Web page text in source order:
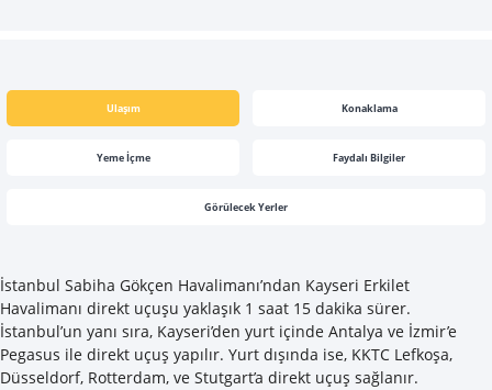
Ulaşım Konaklama
Yeme İçme Faydalı Bilgiler
Görülecek Yerler
İstanbul Sabiha Gökçen Havalimanı’ndan Kayseri Erkilet
Havalimanı direkt uçuşu yaklaşık 1 saat 15 dakika sürer.
İstanbul’un yanı sıra, Kayseri’den yurt içinde Antalya ve İzmir’e
Pegasus ile direkt uçuş yapılır. Yurt dışında ise, KKTC Lefkoşa,
Düsseldorf, Rotterdam, ve Stutgart’a direkt uçuş sağlanır.